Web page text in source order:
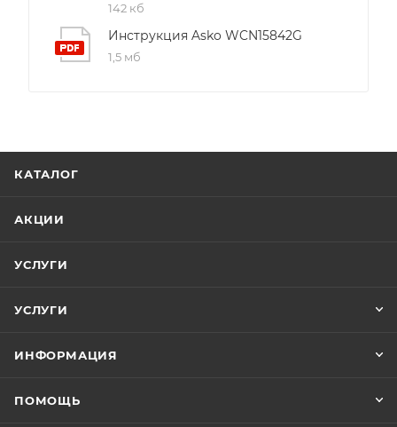
исключает образование горячих точек и
гарантирует стабильную температуру в
диапазоне от 0 °C до +10 °C. Встроенный датчик
Полки легко скользят благодаря
темной, безопасной среде.
Управление шкафом осуществляется
142 кб
Инструкция Asko WCN15842G
1,5 мб
КАТАЛОГ
АКЦИИ
УСЛУГИ
УСЛУГИ
ИНФОРМАЦИЯ
ПОМОЩЬ